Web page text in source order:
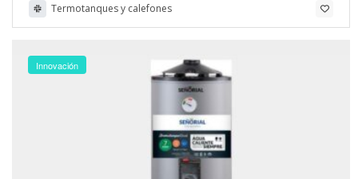
Termotanques y calefones
Innovación